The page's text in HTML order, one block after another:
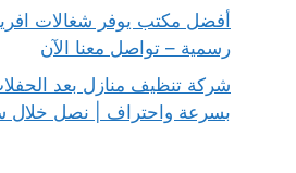
أفضل مكتب يوفر شغالات
رسمية – تواصل معنا الآن
شركة تنظيف منازل بعد
بسرعة واحتراف | نصل خلال